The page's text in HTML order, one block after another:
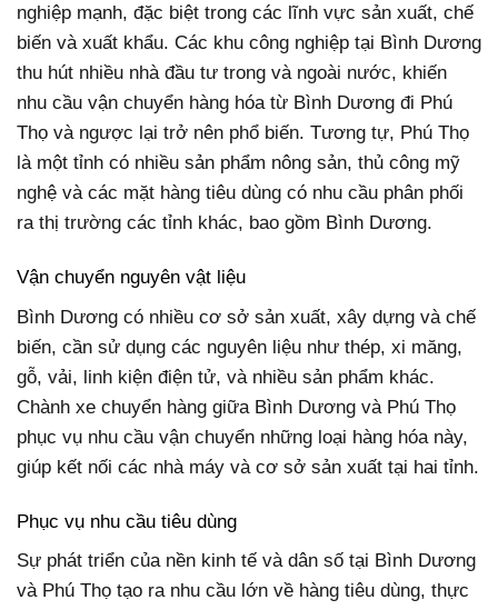
nghiệp mạnh, đặc biệt trong các lĩnh vực sản xuất, chế
biến và xuất khẩu. Các khu công nghiệp tại Bình Dương
thu hút nhiều nhà đầu tư trong và ngoài nước, khiến
nhu cầu vận chuyển hàng hóa từ Bình Dương đi Phú
Thọ và ngược lại trở nên phổ biến. Tương tự, Phú Thọ
là một tỉnh có nhiều sản phẩm nông sản, thủ công mỹ
nghệ và các mặt hàng tiêu dùng có nhu cầu phân phối
ra thị trường các tỉnh khác, bao gồm Bình Dương.
Vận chuyển nguyên vật liệu
Bình Dương có nhiều cơ sở sản xuất, xây dựng và chế
biến, cần sử dụng các nguyên liệu như thép, xi măng,
gỗ, vải, linh kiện điện tử, và nhiều sản phẩm khác.
Chành xe chuyển hàng giữa Bình Dương và Phú Thọ
phục vụ nhu cầu vận chuyển những loại hàng hóa này,
giúp kết nối các nhà máy và cơ sở sản xuất tại hai tỉnh.
Phục vụ nhu cầu tiêu dùng
Sự phát triển của nền kinh tế và dân số tại Bình Dương
và Phú Thọ tạo ra nhu cầu lớn về hàng tiêu dùng, thực